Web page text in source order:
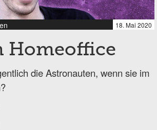
18. Mai 2020
Homeoffice
die Astronauten, wenn sie im